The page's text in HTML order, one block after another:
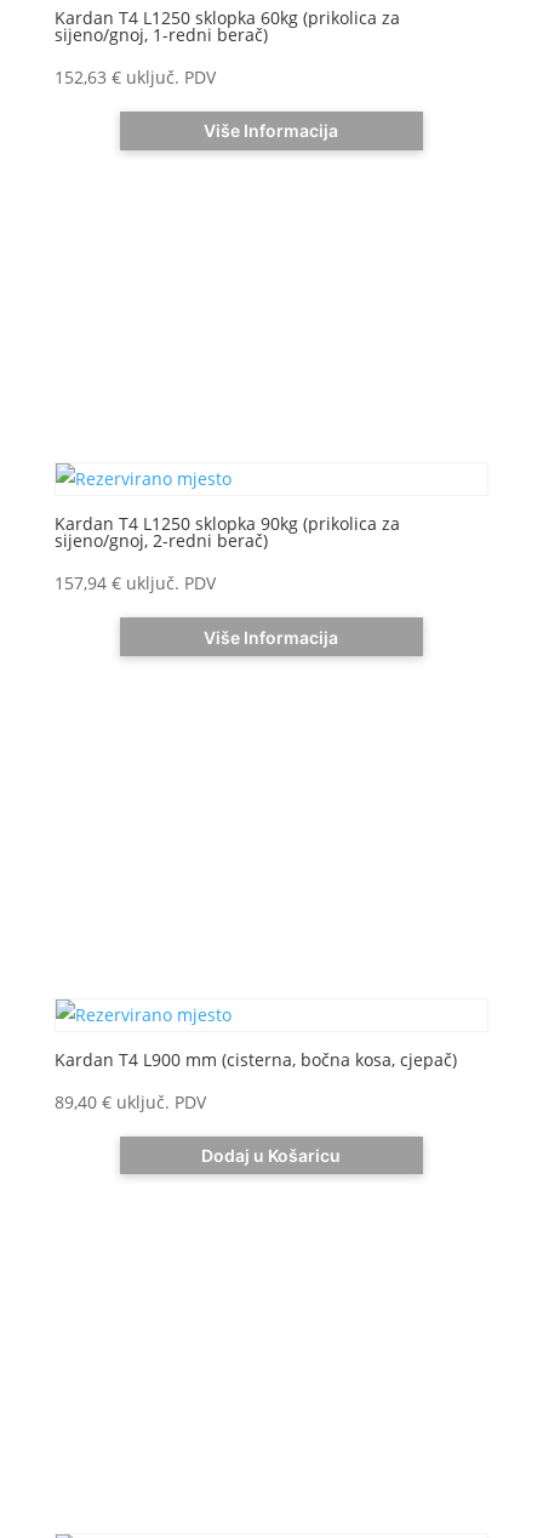
Kardan T4 L1250 sklopka 60kg (prikolica za
sijeno/gnoj, 1-redni berač)
152,63 € uključ. PDV
Više Informacija
Kardan T4 L1250 sklopka 90kg (prikolica za
sijeno/gnoj, 2-redni berač)
157,94 € uključ. PDV
Više Informacija
Kardan T4 L900 mm (cisterna, bočna kosa, cjepač)
89,40 € uključ. PDV
Dodaj u Košaricu